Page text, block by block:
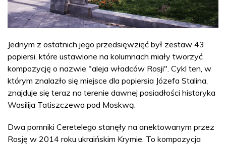
Jednym z ostatnich jego przedsięwzięć był zestaw 43
popiersi, które ustawione na kolumnach miały tworzyć
kompozycję o nazwie "aleja władców Rosji". Cykl ten, w
którym znalazło się miejsce dla popiersia Józefa Stalina,
znajduje się teraz na terenie dawnej posiadłości historyka
Wasilija Tatiszczewa pod Moskwą.
Dwa pomniki Ceretelego stanęły na anektowanym przez
Rosję w 2014 roku ukraińskim Krymie. To kompozycja